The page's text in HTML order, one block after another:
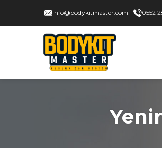
info@bodykitmaster.com 0552